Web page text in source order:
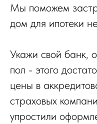
Мы поможем
дом для ипотеки
Укажи свой банк,
пол - этого
цены в
страховых
упростили